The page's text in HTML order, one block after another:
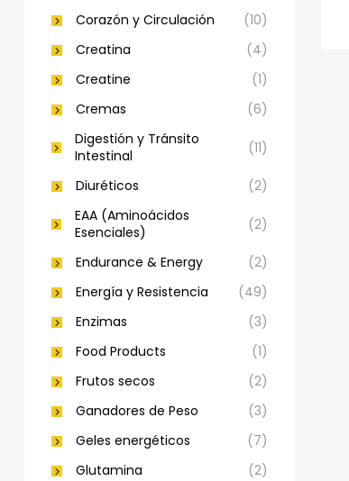
Corazón y Circulación
(10)
Creatina
(4)
Creatine
(1)
Cremas
(6)
Digestión y Tránsito
Intestinal
(11)
Diuréticos
(2)
EAA (Aminoácidos
Esenciales)
(2)
Endurance & Energy
(2)
Energía y Resistencia
(49)
Enzimas
(3)
Food Products
(1)
Frutos secos
(2)
Ganadores de Peso
(3)
Geles energéticos
(7)
Glutamina
(2)